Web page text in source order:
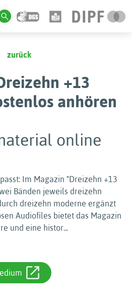
zurück
+13
anhören
online
Im Magazin "Dreizehn +13
Bänden jeweils dreizehn
dreizehn moderne ergänzt
Audiofiles bietet das Magazin
und eine histor...